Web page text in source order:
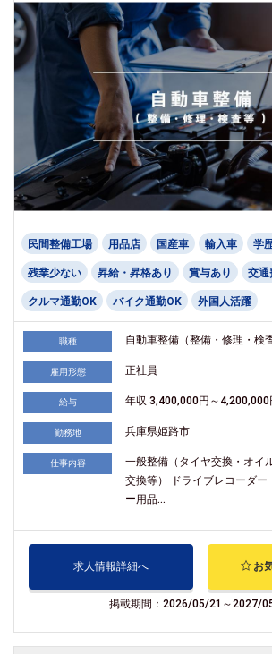
民間整備工場 用品店 国産車 輸入車 学
残業少ない 昇給・昇格あり 賞与あり 交通
クルマ通勤OK バイク通勤OK 外国人活躍
職種 自動車整備（整備・修理・検
雇用形態 正社員
給与 年収 3,400,000円～4,200,000
勤務地 兵庫県姫路市
仕事内容
一般整備（タイヤ交換・オイ
交換等） ドライブレコーダー
ー用品...
求人情報詳細へ お
掲載期間：2026/05/21～2027/